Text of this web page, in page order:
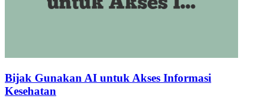
Bijak Gunakan AI untuk Akses Informasi
Kesehatan